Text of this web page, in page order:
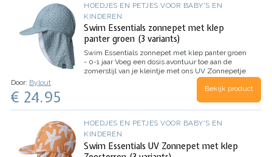
HOEDJES EN PETJES VOOR BABY'S EN
KINDEREN
Swim Essentials zonnepet met klep
panter groen (3 variants)
Swim Essentials zonnepet met klep panter groen
- 0-1 jaar Voeg een dosis avontuur toe aan de
zomerstijl van je kleintje met ons UV Zonnepetje
Groen Panterprint! Dit super schattige petje is
niet alleen een stijlvolle Zonnepetje aan de outfit
Door: Bylout
€ 24.95 Bekijk product
HOEDJES EN PETJES VOOR BABY'S EN
KINDEREN
Swim Essentials UV Zonnepet met klep